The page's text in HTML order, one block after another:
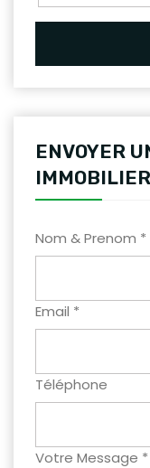
ENVOYER
IMMOBILIER
Nom & Prenom *
Email *
Téléphone
Votre Message *